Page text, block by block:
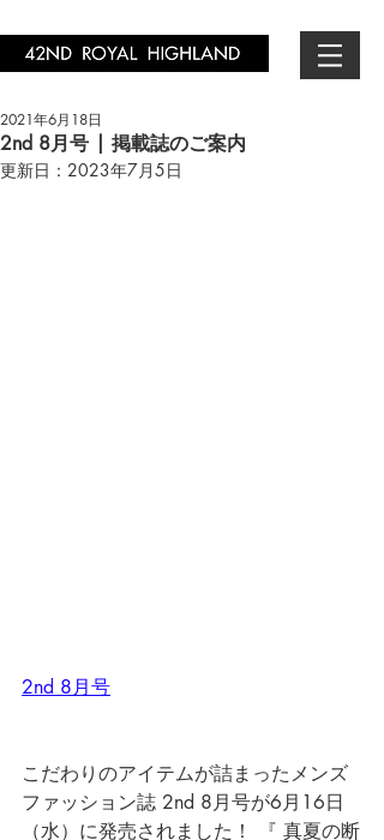
2nd 8月号 | 掲載誌のご案内
2021年6月18日
更新日： 2023年7月5日
2nd 8月号
こだわりのアイテムが詰まったメンズ
ファッション誌 2nd 8月号が6月16日
（水）に発売されました！ 『 真夏の断